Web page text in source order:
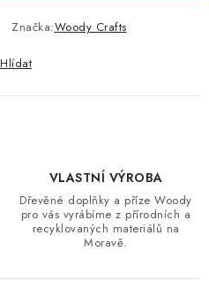
Značka:Woody Crafts
Hlídat
VLASTNÍ VÝROBA
Dřevěné doplňky a příze Woody
pro vás vyrábíme z přírodních a
recyklovaných materiálů na
Moravě.